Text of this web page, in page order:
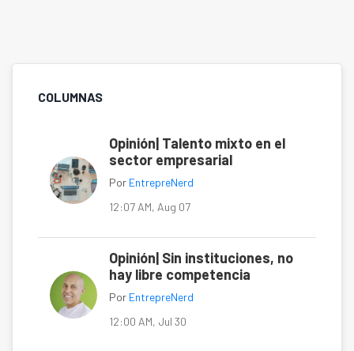
COLUMNAS
Opinión| Talento mixto en el
sector empresarial
Por EntrepreNerd
12:07 AM, Aug 07
Opinión| Sin instituciones, no
hay libre competencia
Por EntrepreNerd
12:00 AM, Jul 30